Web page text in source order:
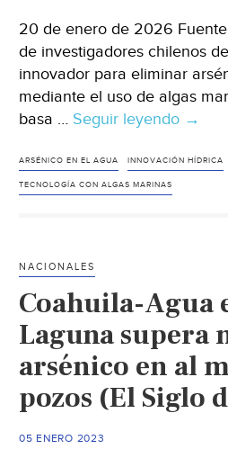
20 de enero de 2026
de investigadores chilenos
innovador para eliminar
mediante el uso de algas
basa … Seguir leyendo
del
agua
→
ARSÉNICO EN EL AGUA INNOVACIÓN HÍDRICA
TECNOLOGÍA CON ALGAS MARINAS
NACIONALES
Coahuila-Agua
Laguna supera
arsénico en al
pozos (El Siglo
05 ENERO 2023